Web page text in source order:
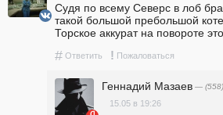
Судя по всему Северс в лоб
такой большой пребольшой
Торское аккурат на повороте
# Ответить ! Пожаловаться
Геннадий Мазаев — (558)
15.05 в 19:26